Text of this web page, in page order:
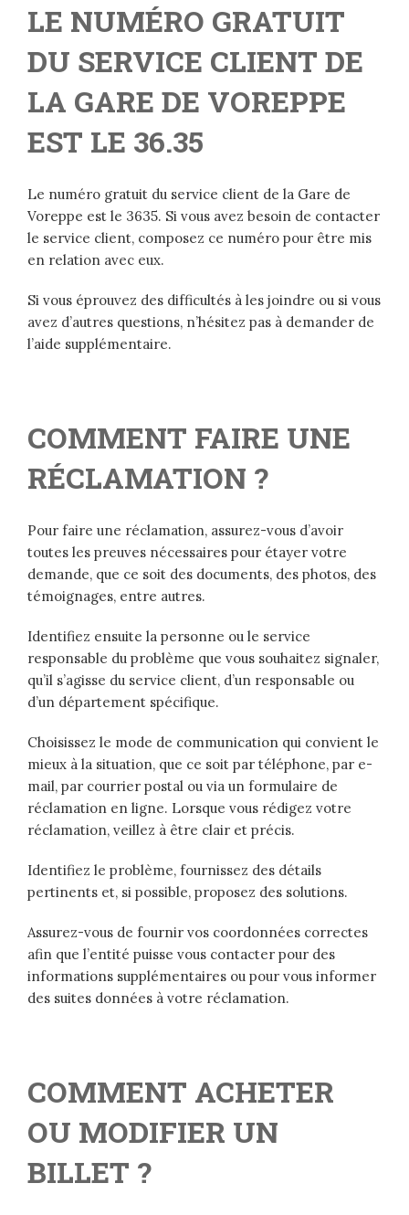
LE NUMÉRO GRATUIT
DU SERVICE CLIENT DE
LA GARE DE VOREPPE
EST LE 36.35
Le numéro gratuit du service client de la Gare de
Voreppe est le 3635. Si vous avez besoin de contacter
le service client, composez ce numéro pour être mis
en relation avec eux.
Si vous éprouvez des difficultés à les joindre ou si vous
avez d’autres questions, n’hésitez pas à demander de
l’aide supplémentaire.
COMMENT FAIRE UNE
RÉCLAMATION ?
Pour faire une réclamation, assurez-vous d’avoir
toutes les preuves nécessaires pour étayer votre
demande, que ce soit des documents, des photos, des
témoignages, entre autres.
Identifiez ensuite la personne ou le service
responsable du problème que vous souhaitez signaler,
qu’il s’agisse du service client, d’un responsable ou
d’un département spécifique.
Choisissez le mode de communication qui convient le
mieux à la situation, que ce soit par téléphone, par e-
mail, par courrier postal ou via un formulaire de
réclamation en ligne. Lorsque vous rédigez votre
réclamation, veillez à être clair et précis.
Identifiez le problème, fournissez des détails
pertinents et, si possible, proposez des solutions.
Assurez-vous de fournir vos coordonnées correctes
afin que l’entité puisse vous contacter pour des
informations supplémentaires ou pour vous informer
des suites données à votre réclamation.
COMMENT ACHETER
OU MODIFIER UN
BILLET ?